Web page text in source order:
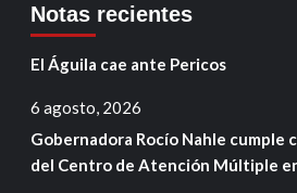
Notas recientes
El Águila cae ante Pericos
6 agosto, 2026
Gobernadora Rocío Nahle cumple
del Centro de Atención Múltiple